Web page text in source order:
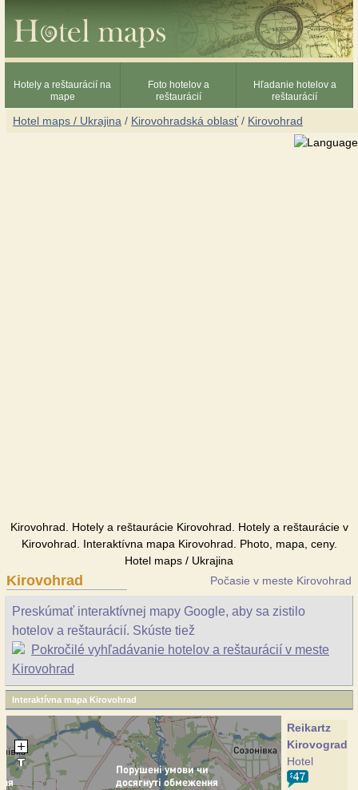
Hotely a reštaurácií na
mape
Foto hotelov a
reštaurácií
Hľadanie hotelov a
reštaurácií
Hotel maps / Ukrajina / Kirovohradská oblasť/ Kirovohrad
Kirovohrad. Hotely a reštaurácie Kirovohrad. Hotely a reštaurácie v
Kirovohrad. Interaktívna mapa Kirovohrad. Photo, mapa, ceny.
Hotel maps / Ukrajina
Kirovohrad Počasie v meste Kirovohrad
Preskúmať interaktívnej mapy Google, aby sa zistilo
hotelov a reštaurácií. Skúste tiež
Pokročilé vyhľadávanie hotelov a reštaurácií v meste
Kirovohrad
Interaktívna mapa Kirovohrad
Reikartz
Kirovograd
Hotel